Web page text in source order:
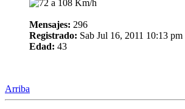
Mensajes: 296
Registrado: Sab Jul 16, 2011 10:13 pm
Edad: 43
Arriba